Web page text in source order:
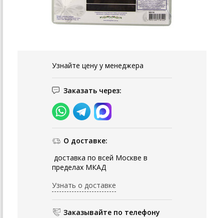
Узнайте цену у менеджера
Заказать через:
О доставке:
доставка по всей Москве в
пределах МКАД
Узнать о доставке
Заказывайте по телефону